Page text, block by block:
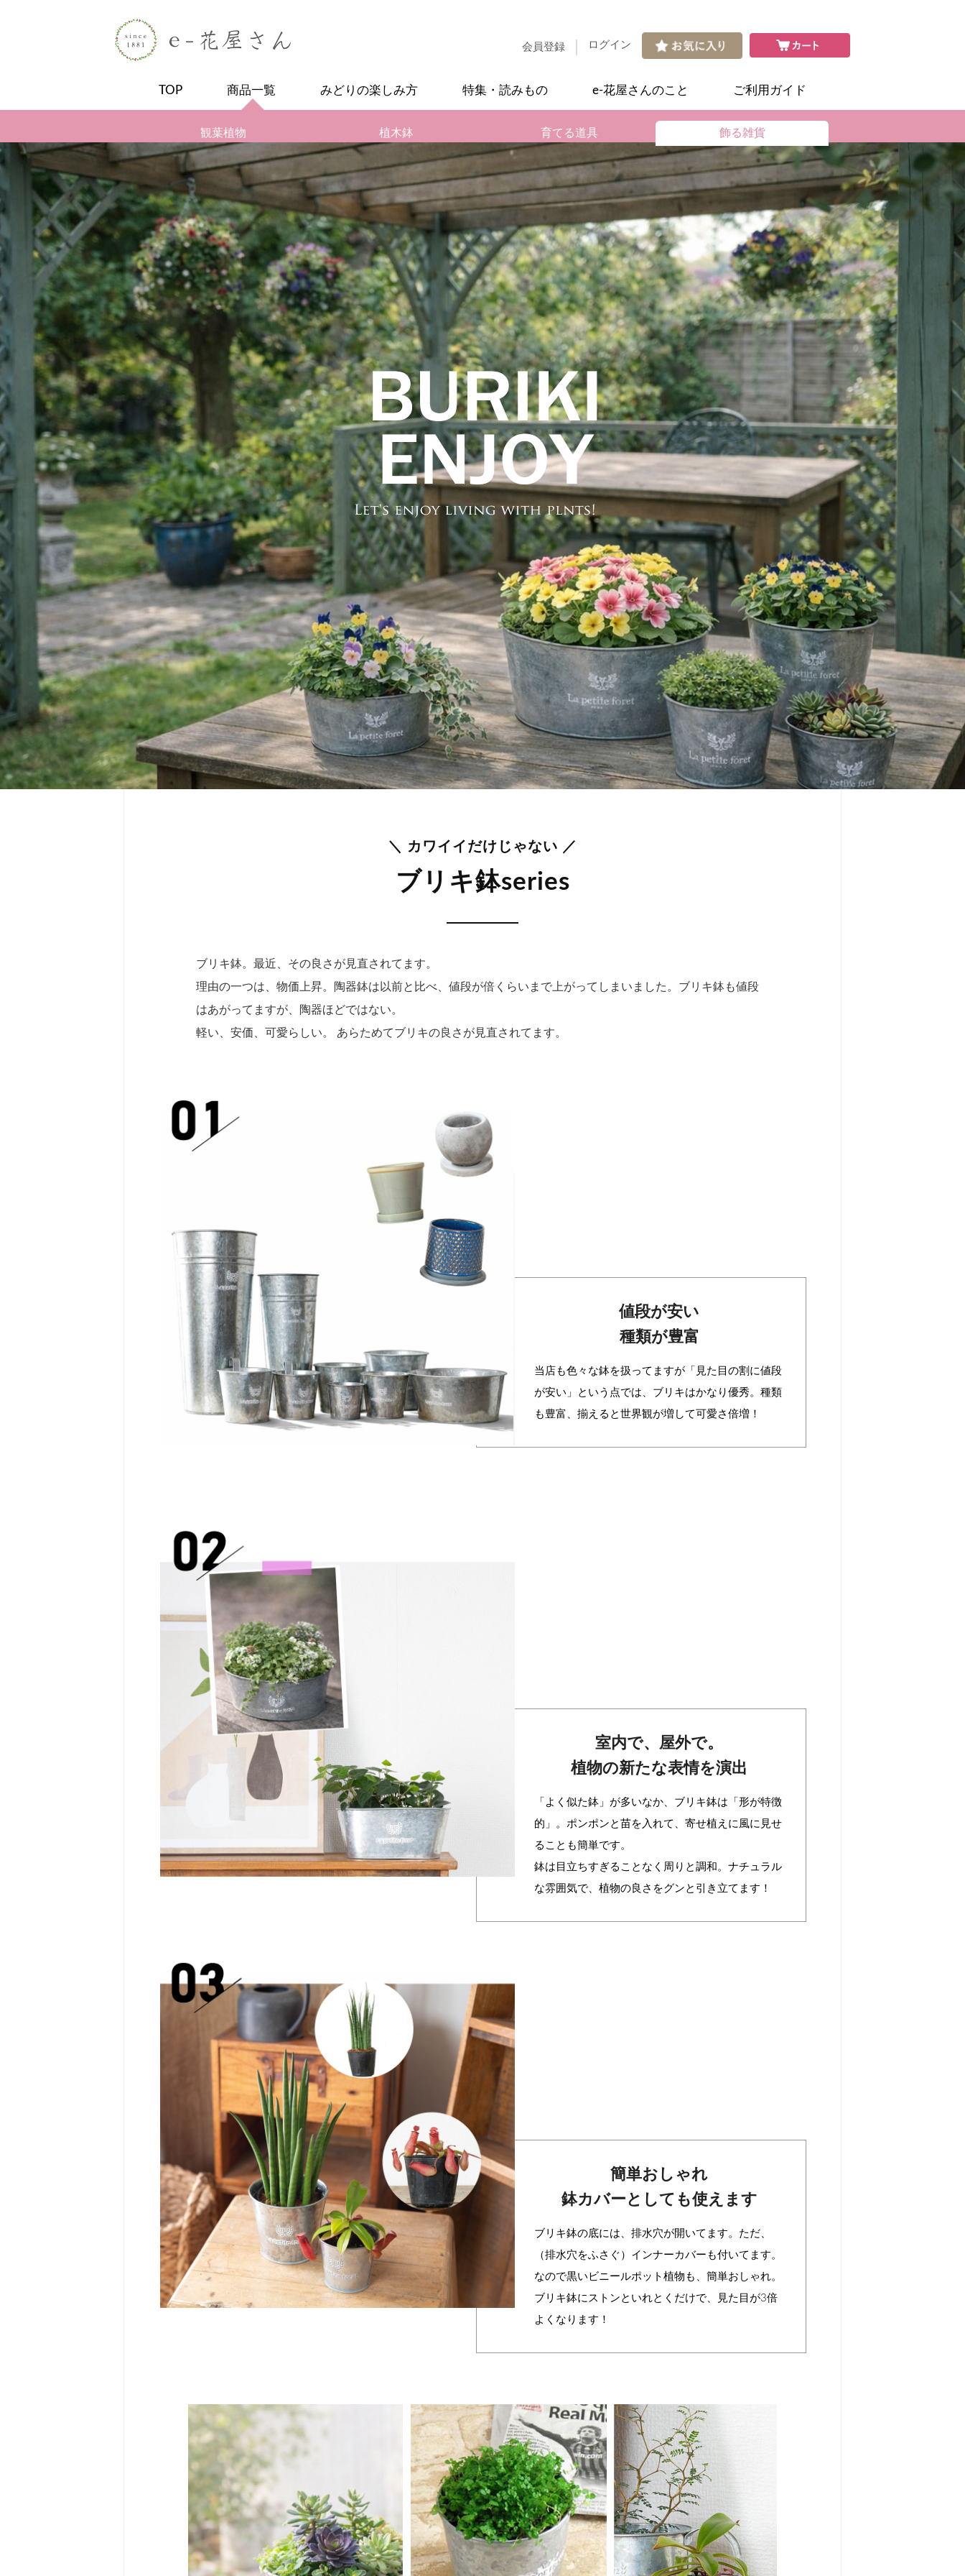
会員登録 ログイン
TOP 商品一覧 みどりの楽しみ方 特集・読みもの e-花屋さんのこと ご利用ガイド
観葉植物 植木鉢 育てる道具 飾る雑貨
＼ カワイイだけじゃない ／
ブリキ鉢series
ブリキ鉢。最近、その良さが見直されてます。
理由の一つは、物価上昇。陶器鉢は以前と比べ、値段が倍くらいまで上がってしまいました。ブリキ鉢も値段
はあがってますが、陶器ほどではない。
軽い、安価、可愛らしい。 あらためてブリキの良さが見直されてます。
値段が安い
種類が豊富
当店も色々な鉢を扱ってますが「見た目の割に値段
が安い」という点では、ブリキはかなり優秀。種類
も豊富、揃えると世界観が増して可愛さ倍増！
室内で、屋外で。
植物の新たな表情を演出
「よく似た鉢」が多いなか、ブリキ鉢は「形が特徴
的」。ポンポンと苗を入れて、寄せ植えに風に見せ
ることも簡単です。
鉢は目立ちすぎることなく周りと調和。ナチュラル
な雰囲気で、植物の良さをグンと引き立てます！
簡単おしゃれ
鉢カバーとしても使えます
ブリキ鉢の底には、排水穴が開いてます。ただ、
（排水穴をふさぐ）インナーカバーも付いてます。
なので黒いビニールポット植物も、簡単おしゃれ。
ブリキ鉢にストンといれとくだけで、見た目が3倍
よくなります！